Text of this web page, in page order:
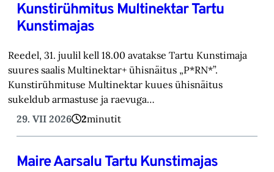
Kunstirühmitus Multinektar Tartu
Kunstimajas
Reedel, 31. juulil kell 18.00 avatakse Tartu Kunstimaja
suures saalis Multinektar+ ühisnäitus „P*RN*”.
Kunstirühmituse Multinektar kuues ühisnäitus
sukeldub armastuse ja raevuga…
29. VII 2026
2minutit
Maire Aarsalu Tartu Kunstimajas